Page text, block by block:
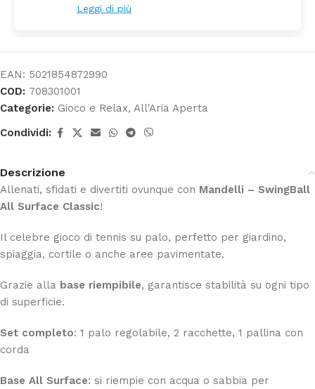
EAN: 5021854872990
COD: 708301001
Categorie: Gioco e Relax, All'Aria Aperta
Condividi:
Descrizione
Allenati, sfidati e divertiti ovunque con Mandelli – SwingBall
All Surface Classic!
Il celebre gioco di tennis su palo, perfetto per giardino,
spiaggia, cortile o anche aree pavimentate.
Grazie alla base riempibile, garantisce stabilità su ogni tipo
di superficie.
Set completo: 1 palo regolabile, 2 racchette, 1 pallina con
corda
Base All Surface: si riempie con acqua o sabbia per